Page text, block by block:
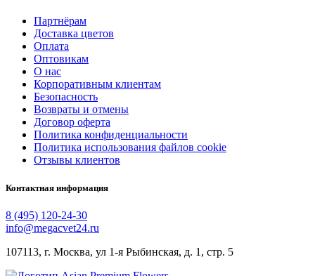
Партнёрам
Доставка цветов
Оплата
Оптовикам
О нас
Корпоративным клиентам
Безопасность
Возвраты и отмены
Договор оферта
Политика конфиденциальности
Политика использования файлов cookie
Отзывы клиентов
Контактная информация
8 (495) 120-24-30
info@megacvet24.ru
107113, г. Москва, ул 1-я Рыбинская, д. 1, стр. 5